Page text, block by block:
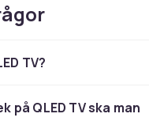
Men vilken storlek ska
om du letar efter en
hemmabion har vi
TV?
på QLED TV ska man